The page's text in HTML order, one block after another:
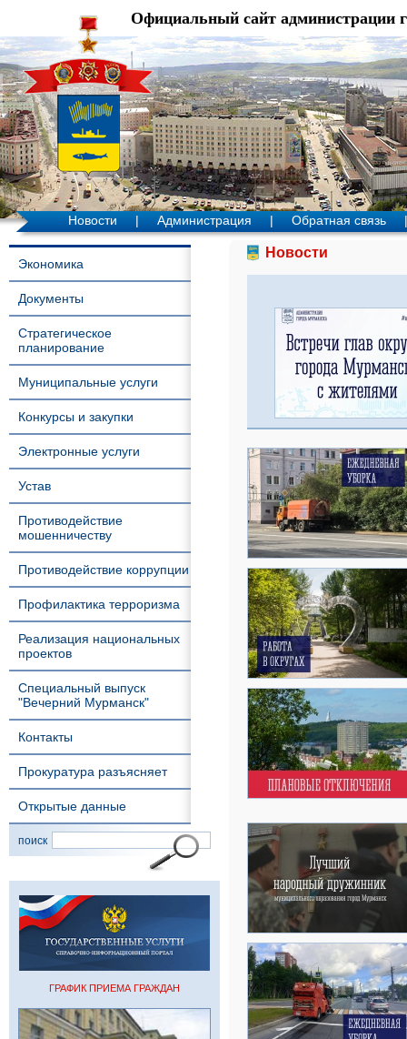
Официальный сайт администрации
Новости | Администрация | Обратная связь |
Экономика
Документы
Стратегическое
планирование
Муниципальные услуги
Конкурсы и закупки
Электронные услуги
Устав
Противодействие
мошенничеству
Противодействие коррупции
Профилактика терроризма
Реализация национальных
проектов
Специальный выпуск
"Вечерний Мурманск"
Контакты
Прокуратура разъясняет
Открытые данные
поиск
ГРАФИК ПРИЕМА ГРАЖДАН
Новости